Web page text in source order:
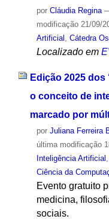
por Cláudia Regina
modificação21/09/
Artificial
Cátedra
Localizado em
Edição 2025
o conceito de
marcado por
por Juliana Ferreira
última modificação
Inteligência Artificial
Ciência da
Evento gratuito
medicina,
sociais.